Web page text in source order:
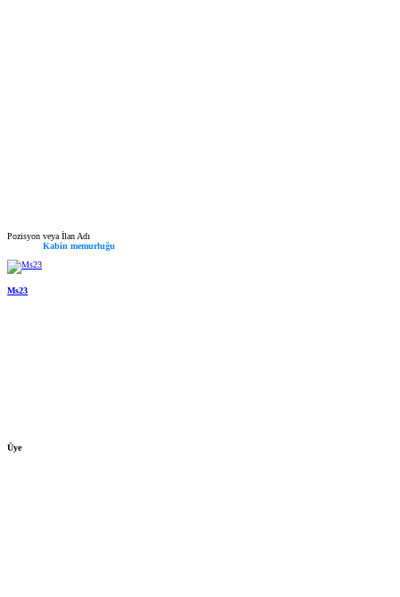
Pozisyon veya İlan Adı
Kabin memurluğu
Ms23
Üye